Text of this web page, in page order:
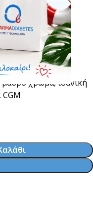
Μαύρη
μαύρο χρώμα, ιδανική